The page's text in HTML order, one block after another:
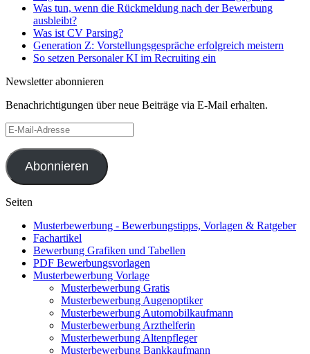
Was tun, wenn die Rückmeldung nach der Bewerbung
ausbleibt?
Was ist CV Parsing?
Generation Z: Vorstellungsgespräche erfolgreich meistern
So setzen Personaler KI im Recruiting ein
Newsletter abonnieren
Benachrichtigungen über neue Beiträge via E-Mail erhalten.
E-
Mail-
Adresse
Abonnieren
Seiten
Musterbewerbung - Bewerbungstipps, Vorlagen & Ratgeber
Fachartikel
Bewerbung Grafiken und Tabellen
PDF Bewerbungsvorlagen
Musterbewerbung Vorlage
Musterbewerbung Gratis
Musterbewerbung Augenoptiker
Musterbewerbung Automobilkaufmann
Musterbewerbung Arzthelferin
Musterbewerbung Altenpfleger
Musterbewerbung Bankkaufmann